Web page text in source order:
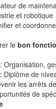
de
et robotique
et
lebon
: Organisation,
: Diplôme de
les arrêts
de